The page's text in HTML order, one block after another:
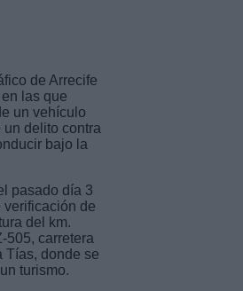
de Arrecife
las que
un vehículo
un delito contra
bajo la
pasado día 3
verificación de
del km.
505, carretera
Tías, donde se
turismo.